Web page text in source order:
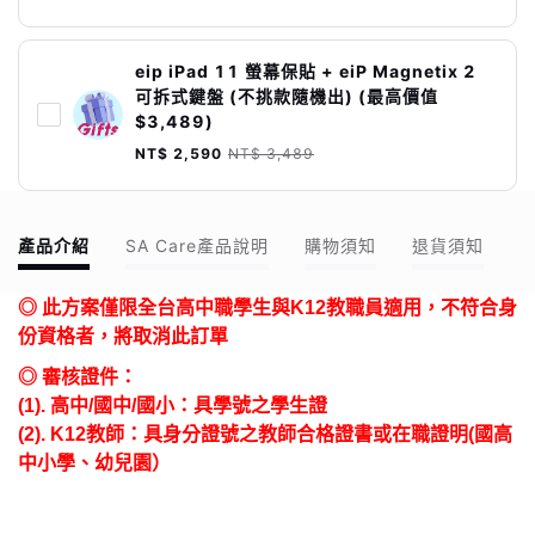
eip iPad 11 螢幕保貼 + eiP Magnetix 2
可拆式鍵盤 (不挑款隨機出) (最高價值
$3,489)
NT$ 2,590 NT$ 3,489
產品介紹 SA Care產品說明 購物須知 退貨須知
◎ 此方案僅限全台高中職學生與K12教職員適用，不符合身
份資格者，將取消此訂單
◎ 審核證件：
(1). 高中/國中/國小：具學號之學生證
(2). K12教師：具身分證號之教師合格證書或在職證明(國高
中小學、幼兒園）